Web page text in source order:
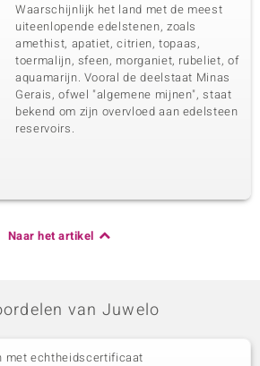
Waarschijnlijk het land met de meest
uiteenlopende edelstenen, zoals
amethist, apatiet, citrien, topaas,
toermalijn, sfeen, morganiet, rubeliet, of
aquamarijn. Vooral de deelstaat Minas
Gerais, ofwel "algemene mijnen", staat
bekend om zijn overvloed aan edelsteen
reservoirs.
Naar het artikel
van Juwelo
met echtheidscertificaat